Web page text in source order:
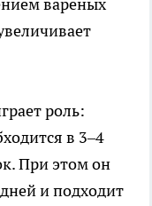
варёных
роль:
в 3–4
При этом он
и подходит